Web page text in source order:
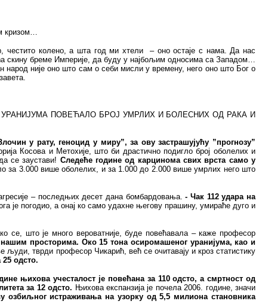
кризом…
честито колено, а шта год ми хтели
– оно остаје с нама. Да нас
скину бреме Империје, да буду у најбољим односима са Западом…
није оно што сам о себи мисли у времену, него оно што Бог о
УРАНИЈУМА ПОВЕЋАЛО БРОЈ УМРЛИХ И БОЛЕСНИХ ОД РАКА И
у рату, геноцид у миру”, за ову застрашујућу ”прогнозу”
Косова и Метохије, што би драстично подигло број оболелих и
се заустави! Следеће године од карцинома свих врста само у
за 3.000 више оболелих, и за 1.000 до 2.000 више умрлих него што
– последњих десет дана бомбардовања.- Чак 112 удара на
је погодио, а онај ко само удахне његову прашину, умираће дуго и
се, што је много вероватније, буде повећавала – каже професор
просторима. Око 15 тона осиромашеног уранијума, као и
људи, тврди професор Чикарић, већ се очитавају и кроз статистику
25 одсто.
њихова учесталост је повећана за 110 одсто, а смртност од
за 12 одсто. Њихова експанзија је почела 2006. године, значи
истраживања на узорку од 5,5 милиона становника